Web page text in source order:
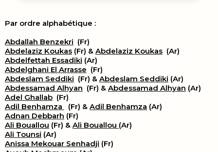
Par ordre alphabétique :
Abdallah Benzekri (Fr)
Abdelaziz Koukas (Fr) & Abdelaziz Koukas (Ar)
Abdelfettah Essadiki (Ar)
Abdelghani El Arrasse (Fr)
Abdeslam Seddiki (Fr) & Abdeslam Seddiki (Ar)
Abdessamad Alhyan (Fr) & Abdessamad Alhyan (Ar)
Adel Ghallab (Fr)
Adil Benhamza
(Fr) & Adil Benhamza (Ar)
Adnan Debbarh (Fr)
Ali Bouallou (Fr) & Ali Bouallou (Ar)
Ali Tounsi (Ar)
Anissa Mekouar Senhadji (Fr)